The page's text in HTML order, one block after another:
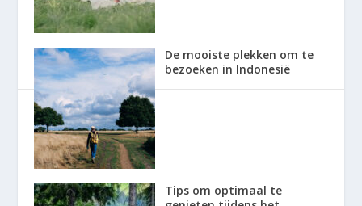
De mooiste plekken om te
bezoeken in Indonesië
Tips om optimaal te